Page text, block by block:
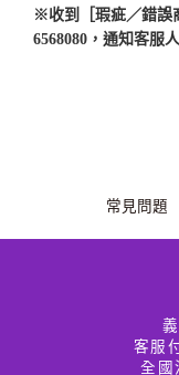
※收到［瑕疵／錯誤
6568080，通知客服
常見問題
客服
全國